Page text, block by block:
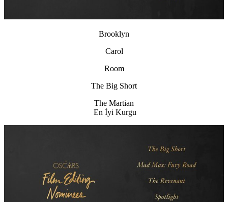
Brooklyn
Carol
Room
The Big Short
The Martian
En İyi Kurgu